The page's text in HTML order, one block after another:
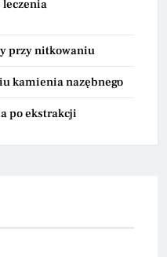
leczenia
przy nitkowaniu
kamienia nazębnego
po ekstrakcji